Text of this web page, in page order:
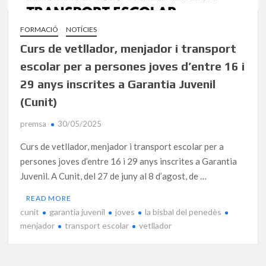
FORMACIÓ NOTÍCIES
Curs de vetllador, menjador i transport
escolar per a persones joves d’entre 16 i
29 anys inscrites a Garantia Juvenil
(Cunit)
premsa 30/05/2025
Curs de vetllador, menjador i transport escolar per a
persones joves d’entre 16 i 29 anys inscrites a Garantia
Juvenil. A Cunit, del 27 de juny al 8 d’agost, de …
READ MORE
cunit garantia juvenil joves
la bisbal del penedès
menjador
transport escolar vetllador